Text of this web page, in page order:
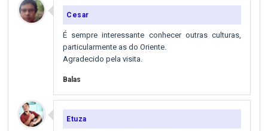
Cesar
É sempre interessante conhecer outras culturas,
particularmente as do Oriente.
Agradecido pela visita.
Balas
Etuza